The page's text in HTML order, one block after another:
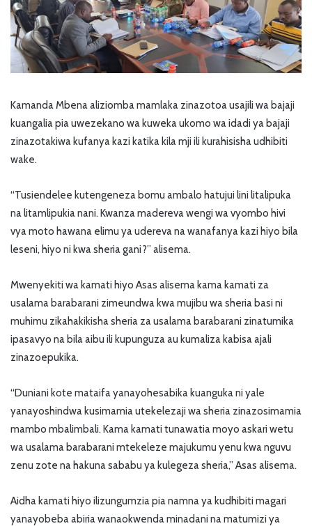
Kamanda Mbena aliziomba mamlaka zinazotoa usajili wa bajaji
kuangalia pia uwezekano wa kuweka ukomo wa idadi ya bajaji
zinazotakiwa kufanya kazi katika kila mji ili kurahisisha udhibiti
wake.
“Tusiendelee kutengeneza bomu ambalo hatujui lini litalipuka
na litamlipukia nani. Kwanza madereva wengi wa vyombo hivi
vya moto hawana elimu ya udereva na wanafanya kazi hiyo bila
leseni, hiyo ni kwa sheria gani?” alisema.
Mwenyekiti wa kamati hiyo Asas alisema kama kamati za
usalama barabarani zimeundwa kwa mujibu wa sheria basi ni
muhimu zikahakikisha sheria za usalama barabarani zinatumika
ipasavyo na bila aibu ili kupunguza au kumaliza kabisa ajali
zinazoepukika.
“Duniani kote mataifa yanayohesabika kuanguka ni yale
yanayoshindwa kusimamia utekelezaji wa sheria zinazosimamia
mambo mbalimbali. Kama kamati tunawatia moyo askari wetu
wa usalama barabarani mtekeleze majukumu yenu kwa nguvu
zenu zote na hakuna sababu ya kulegeza sheria,” Asas alisema.
Aidha kamati hiyo ilizungumzia pia namna ya kudhibiti magari
yanayobeba abiria wanaokwenda minadani na matumizi ya